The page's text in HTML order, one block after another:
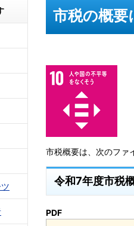
市税の概要
市税概要は、次のファ
令和7年度市税
PDF